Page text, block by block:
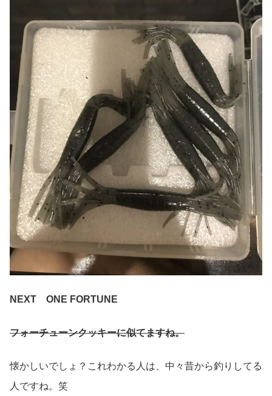
NEXT ONE FORTUNE
フォーチューンクッキーに似てますね。
懐かしいでしょ？これわかる人は、中々昔から釣りしてる
人ですね。笑